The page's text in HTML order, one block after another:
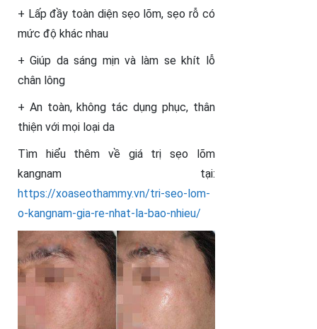
+ Lấp đầy toàn diện sẹo lõm, sẹo rỗ có
mức độ khác nhau
+ Giúp da sáng mịn và làm se khít lỗ
chân lông
+ An toàn, không tác dụng phục, thân
thiện với mọi loại da
Tìm hiểu thêm về giá trị sẹo lõm
kangnam tại:
https://xoaseothammy.vn/tri-seo-lom-
o-kangnam-gia-re-nhat-la-bao-nhieu/